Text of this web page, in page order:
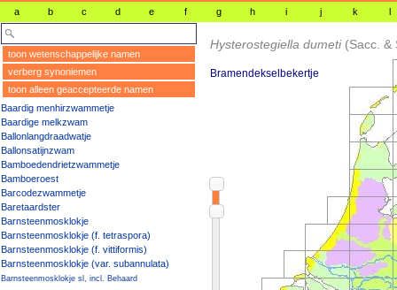
a b c d e f g h i j k l
toon wetenschappelijke namen
verberg synoniemen
toon alleen geaccepteerde namen
Baardig menhirzwammetje
Baardige melkzwam
Ballonlangdraadwatje
Ballonsatijnzwam
Bamboedendrietzwammetje
Bamboeroest
Barcodezwammetje
Baretaardster
Barnsteenmosklokje
Barnsteenmosklokje (f. tetraspora)
Barnsteenmosklokje (f. vittiformis)
Barnsteenmosklokje (var. subannulata)
Barnsteenmosklokje sl, incl. Behaard
Hysterostegiella dumeti (Sacc. &
Bramendekselbekertje